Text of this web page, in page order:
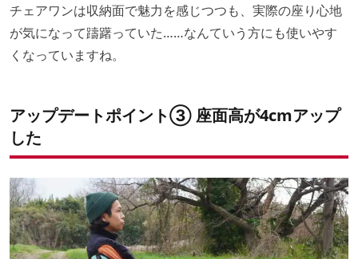
チェアワンは収納面で魅力を感じつつも、実際の座り心地
が気になって躊躇っていた……なんていう方にも使いやす
くなっていますね。
アップデートポイント③ 座面高が4cmアップ
した